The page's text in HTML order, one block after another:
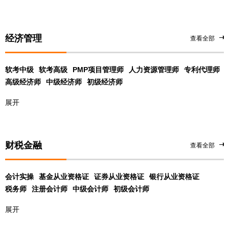
经济管理 查看全部
软考中级 软考高级 PMP项目管理师 人力资源管理师
专利代理师
高级经济师
中级经济师 初级经济师
展开
财税金融 查看全部
会计实操 基金从业资格证 证券从业资格证
银行从业资格证
税务师
注册会计师 中级会计师 初级会计师
展开